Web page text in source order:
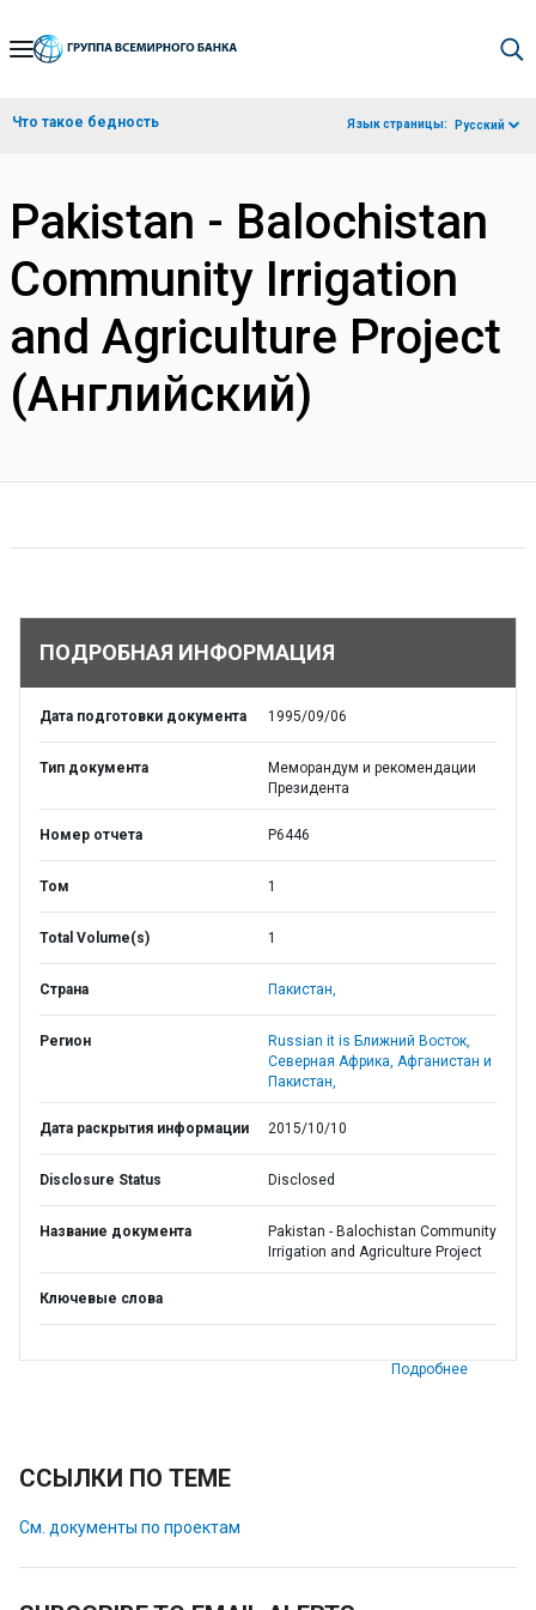
Skip
Navigation
Что такое бедность Язык страницы: Русский
Pakistan - Balochistan
Community Irrigation
and Agriculture Project
(Английский)
ПОДРОБНАЯ ИНФОРМАЦИЯ
Дата подготовки документа 1995/09/06
Тип документа
Меморандум и рекомендации
Президента
Номер отчета P6446
Том 1
Total Volume(s) 1
Страна Пакистан,
Регион
Russian it is Ближний Восток,
Северная Африка, Афганистан и
Пакистан,
Дата раскрытия информации 2015/10/10
Disclosure Status Disclosed
Название документа
Pakistan - Balochistan Community
Irrigation and Agriculture Project
Ключевые слова
Подробнее
ССЫЛКИ ПО ТЕМЕ
См. документы по проектам